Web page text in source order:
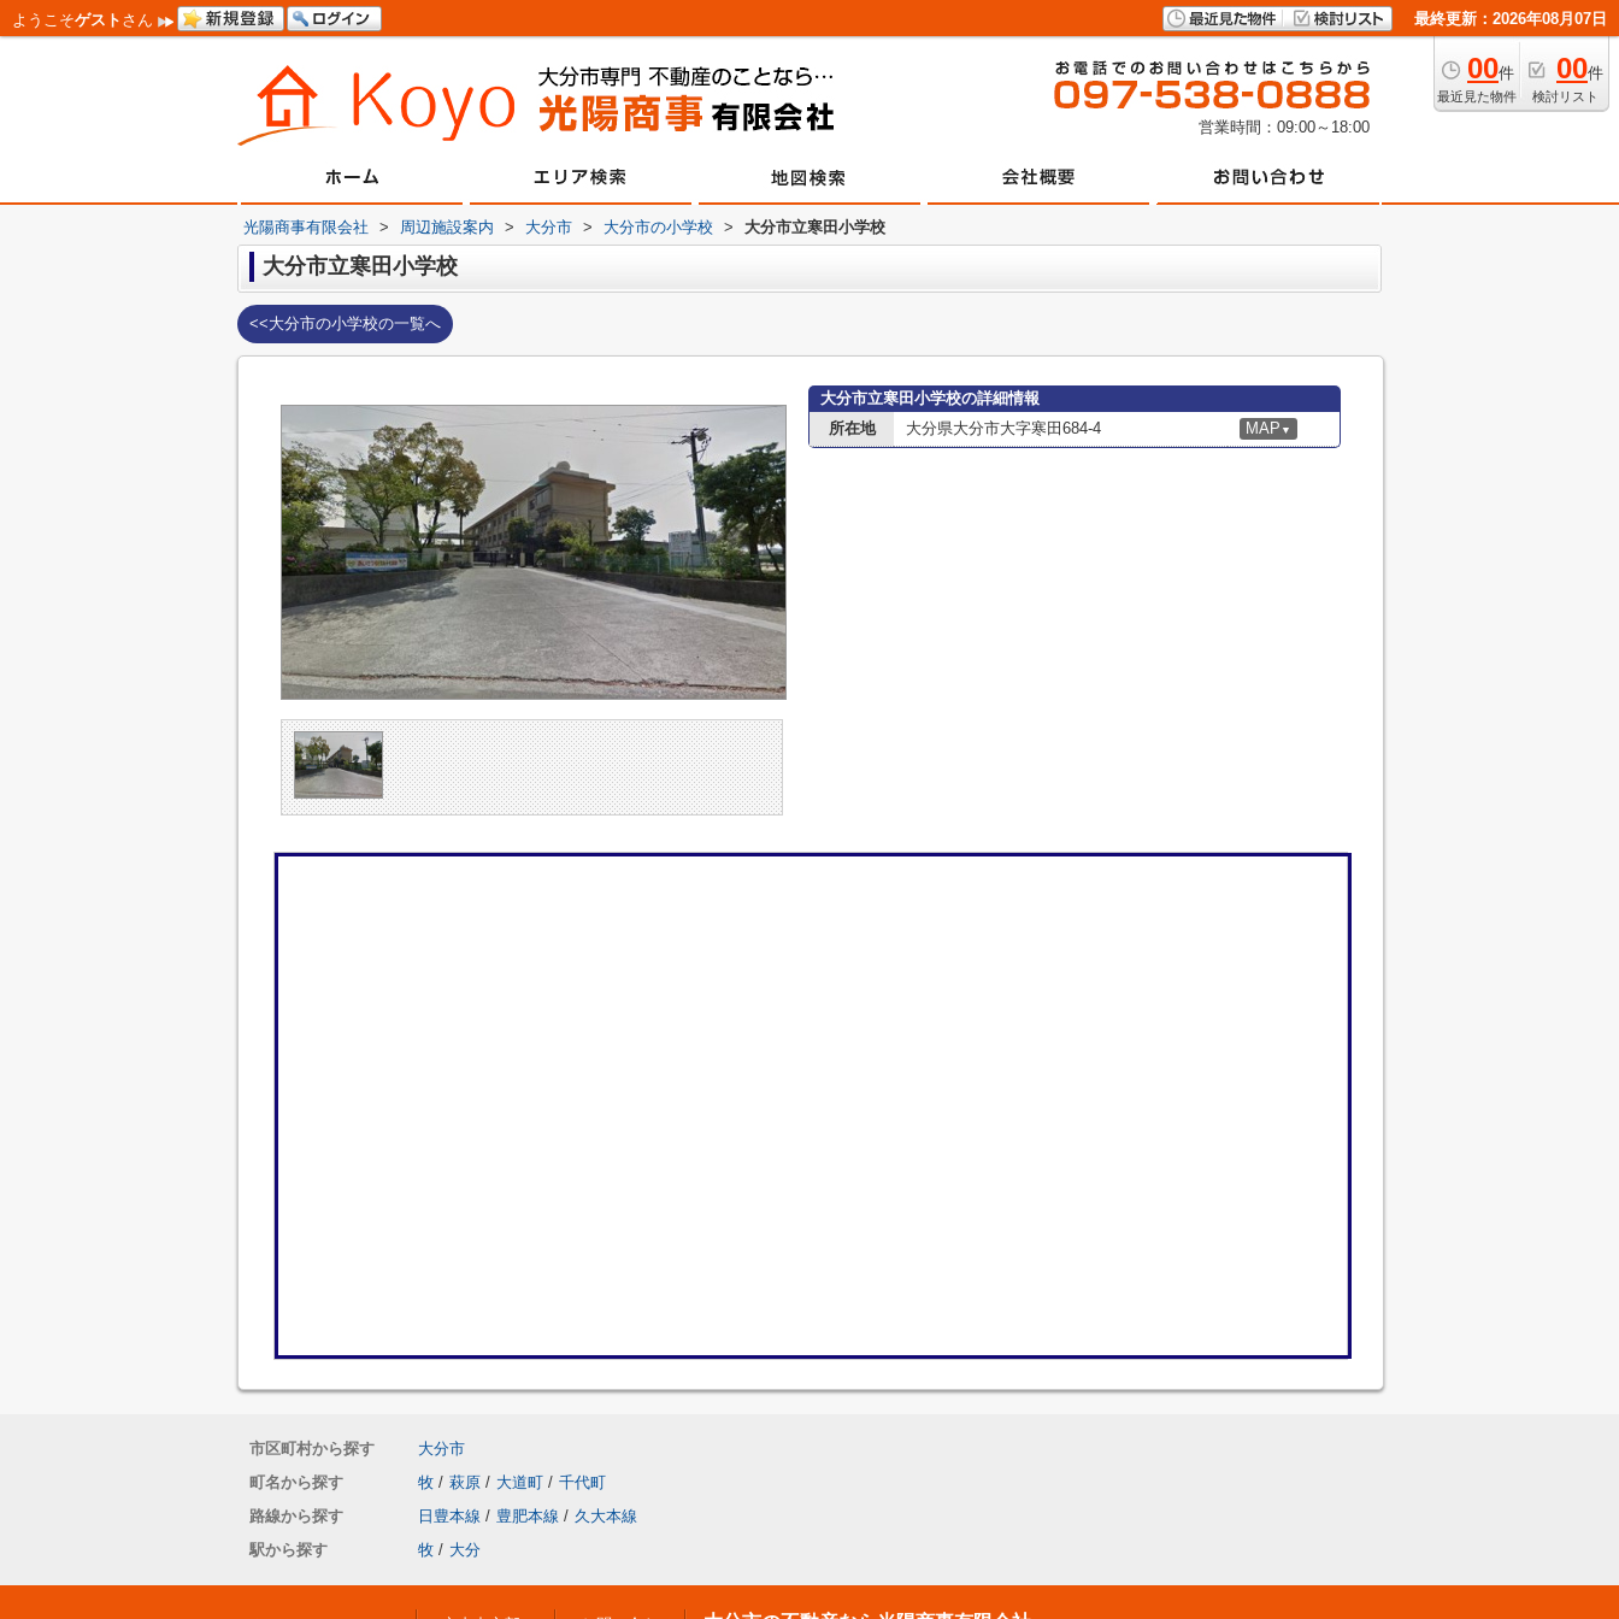
ようこそゲスト さん 最終更新：2026年08月07日
00件
最近見た物件
00件
検討リスト
営業時間：09:00～18:00
光陽商事有限会社 > 周辺施設案内 > 大分市 > 大分市の小学校 > 大分市立寒田小学校
大分市立寒田小学校
<<大分市の小学校の一覧へ
大分市立寒田小学校の詳細情報
所在地
大分県大分市大字寒田684-4 MAP ▼
市区町村から探す
大分市
町名から探す
牧 / 萩原 / 大道町 / 千代町
路線から探す
日豊本線 / 豊肥本線 / 久大本線
駅から探す
牧 / 大分